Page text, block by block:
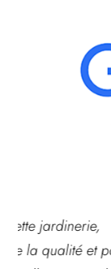
Très belle